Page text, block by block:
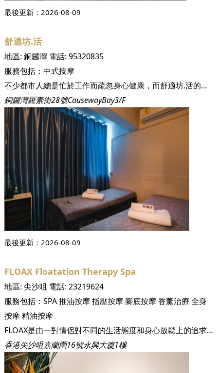
最後更新： 2026-08-09
舒適坊.活
地區: 銅鑼灣電話: 95320835
服務包括： 中式按摩
不少都市人總是忙於工作而疏忽身心健康，而舒適坊.活的主辦人正正考慮到這點，於香港繁忙地帶開設了這家按摩店。舒適坊.活正如其名，提供了舒適的空間予都市人放鬆身心，店舖位於時代廣場對面，從銅鑼灣A出口出發，只需5分鐘路程便可到達店舖，對於在附近工作後前來緩解疲勞，抑是逛街逛得累想按摩一下的客戶來說，都十分方便！而店面更是整潔不紊，商家不但每天清潔消毒，還使用一次性床單，保證乾淨衛生！ 舒適坊.活的師傅擁有10-20年豐富按摩經驗，更會持續進修自己，其中也有師傅考獲CMM集團蒙妮坦學院的美容和按摩專業證書，給予客人信心，讓顧客無需緊張，可放心讓師傅按摩。另外店舖招待男女賓客，無論一家大小，或情侶、朋友都可一起前來享受按摩，若然想要有私人空間，更可以選擇店內的單人或雙人房間！除此之外，店舖更窩心地提供免費茶水，和適合都市人需要的充電、5G Wifi、Netflix和Youtube影音服務，從細節照顧客人所需！ 舒適坊.活預先為客人配搭了一系列的按摩組合，顧及不同都市人的需要，但其實客人也可以自由配搭自己喜歡的按摩組合！只要是60分鐘以上的按摩組合，就可在預約服務時留言寫下你希望的按摩服務配搭，店務人員收到後便會即時聯絡你報價，亦會按照你的情況推薦服務，讓你無需局限，隨心選擇自己喜愛的按摩服務！
銅鑼灣羅素街28號CausewayBay3/F
最後更新： 2026-08-09
FLOAX Floatation Therapy Spa
地區: 尖沙咀 電話: 23219624
服務包括： SPA推油按摩指壓按摩 腳底按摩香薰治療 全身
按摩精油按摩
FLOAX是由一對情侶對不同的生活態度和身心放鬆上的追求，並從他們以往在旅遊中享受的高級水療體驗得到靈感， 特意用心思、熱誠打造一個專注提供全新漂浮式水療的舒壓空間，座落於交通四通八達的尖沙咀，方便繁忙的香港人隨時到訪，絕對是香港這繁忙城市中的小綠洲。我們致力為您提供一個無任何外來干擾的寧靜環境, 讓您逃離繁囂束縛，享受真正寧靜，為疲累的身心充一充電。
香港尖沙咀嘉蘭圍16號永興大廈1樓